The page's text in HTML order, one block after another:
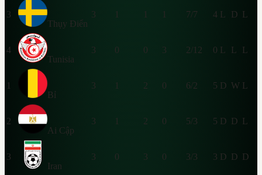
3
Thụy Điển
3 1 1 1 7/7 4 L D L
4
Tunisia
3 0 0 3 2/12 0 L L L
1
Bỉ
3 1 2 0 6/2 5 D W L
2
Ai Cập
3 1 2 0 5/3 5 D D L
3
Iran
3 0 3 0 3/3 3 D D D